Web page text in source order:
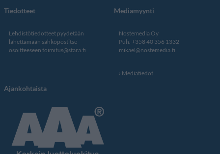
Tiedotteet
Lehdistötiedotteet pyydetään
lähettämään sähköpostitse
osoitteeseen toimitus@stara.fi
Mediamyynti
Nostemedia Oy
Puh. +358 40 356 1332
mikael@nostemedia.fi
Mediatiedot
Ajankohtaista